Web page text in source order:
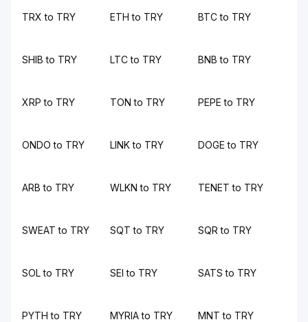
TRX to TRY ETH to TRY BTC to TRY
SHIB to TRY LTC to TRY BNB to TRY
XRP to TRY TON to TRY PEPE to TRY
ONDO to TRY LINK to TRY DOGE to TRY
ARB to TRY WLKN to TRY TENET to TRY
SWEAT to TRY SQT to TRY SQR to TRY
SOL to TRY SEI to TRY SATS to TRY
PYTH to TRY MYRIA to TRY MNT to TRY